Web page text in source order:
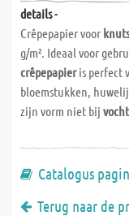
details -
Crêpepapier voor
g/m². Ideaal voor
crêpepapieris perfect
bloemstukken,
zijn vorm niet bij
Catalogus
Terug naar de